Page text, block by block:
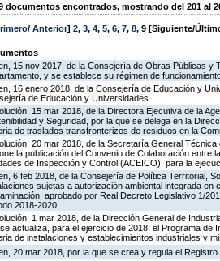
documentos encontrados, mostrando del 201 al
/ Anterior] 2, 3, 4, 5, 6, 7, 8, 9 [Siguiente/
15 nov 2017, de la Consejería de Obras Públicas y
y se establece su régimen de
16 enero 2018, de la Consejería de Educación y
de Educación y Universidades
15 mar 2018, de la Directora Ejecutiva de la
y Seguridad, por la que se delega en la
de traslados transfronterizos de residuos en la
20 mar 2018, de la Secretaría General
la publicación del Convenio de Colaboración entre
de Inspección y Control (ACEICO), para la
6 feb 2018, de la Consejería de Política Territorial,
sujetas a autorización ambiental integrada
aprobado por Real Decreto Legislativo 1/
2018-2020
1 mar 2018, de la Dirección General de
actualiza, para el ejercicio de 2018, el Programa
de instalaciones y establecimientos industriales y
20 mar 2018, por la que se crea y regula el